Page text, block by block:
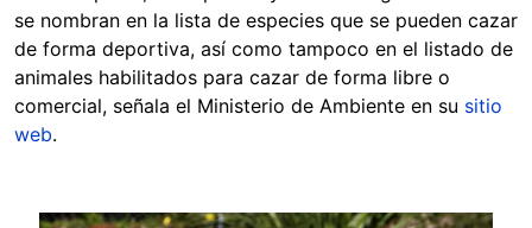
se nombran en la lista de especies que se pueden cazar
de forma deportiva, así como tampoco en el listado de
animales habilitados para cazar de forma libre o
comercial, señala el Ministerio de Ambiente en su sitio
web.